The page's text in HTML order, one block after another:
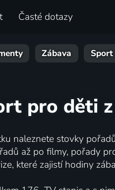
Časté dotazy
Zábava Sport
pro děti
naleznete stovky
až po filmy, pořady
které zajistí hodiny